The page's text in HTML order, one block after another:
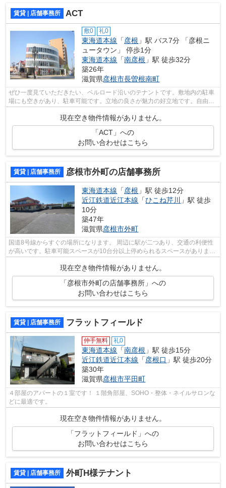
賃貸 | 店舗事務所 ACT
敷0 礼0
東海道本線 「彦根 」駅 バス7分 「彦根ニ
ュータウン」 停歩1分
東海道本線 「南彦根 」駅 徒歩32分
築26年
滋賀県彦根市長曽根南町
ぜひ一度見ていただきたい、ベルロード沿いのテナントです。敷地内の駐車
場にも空きがあり、駐車可能です。立地の良さが魅力の好立地です。自由度
の高い室内レイアウトが可能な、スケ...
現在空き物件情報がありません。
「ACT」への
お問い合わせはこちら
賃貸 | 店舗事務所 彦根市外町の店舗事務所
東海道本線 「彦根 」駅 徒歩12分
近江鉄道近江本線 「ひこね芹川
」駅 徒歩
10分
築47年
滋賀県彦根市外町
国道8号線からすぐの場所になります。 周辺に駅が二つあり、交通の利便性
が高いです。駐車可能スペースが10台分以上停められるスペースがありま
現在空き物件情報がありません。
「彦根市外町の店舗事務所」への
お問い合わせはこちら
賃貸 | 店舗事務所 フラットフィールド
仲手無料 礼0
東海道本線 「南彦根 」駅 徒歩15分
近江鉄道近江本線 「彦根口 」駅 徒歩20分
築30年
滋賀県彦根市平田町
４部屋のアパートの１室です！ １階角部屋、SOHO・整体・ネイルサロンな
どに最適です。
現在空き物件情報がありません。
「フラットフィールド」への
お問い合わせはこちら
賃貸 | 店舗事務所 外町H様テナント